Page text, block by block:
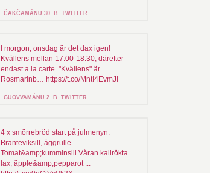
ČAKČAMÁNU 30. B. TWITTER
I morgon, onsdag är det dax igen!
Kvällens mellan 17.00-18.30, därefter
endast a la carte. "Kvällens" är
Rosmarinb… https://t.co/MntI4EvmJI
GUOVVAMÁNU 2. B. TWITTER
4 x smörrebröd start på julmenyn.
Branteviksill, äggrulle
Tomat&amp;kumminsill Våran kallrökta
lax, äpple&amp;pepparot ...